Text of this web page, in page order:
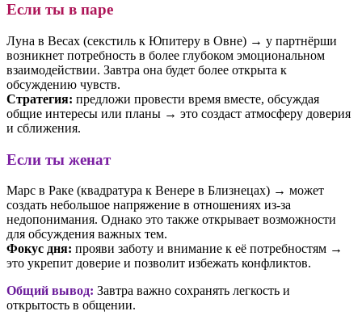
Если ты в паре
Луна в Весах (секстиль к Юпитеру в Овне) → у партнёрши
возникнет потребность в более глубоком эмоциональном
взаимодействии. Завтра она будет более открыта к
обсуждению чувств.
Стратегия: предложи провести время вместе, обсуждая
общие интересы или планы → это создаст атмосферу доверия
и сближения.
Если ты женат
Марс в Раке (квадратура к Венере в Близнецах) → может
создать небольшое напряжение в отношениях из-за
недопонимания. Однако это также открывает возможности
для обсуждения важных тем.
Фокус дня: прояви заботу и внимание к её потребностям →
это укрепит доверие и позволит избежать конфликтов.
Общий вывод: Завтра важно сохранять легкость и
открытость в общении.